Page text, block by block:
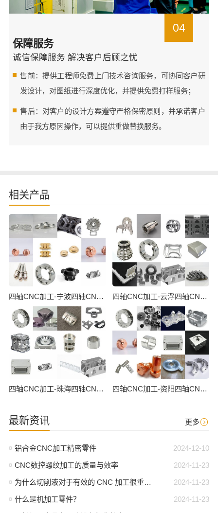
04
保障服务
诚信保障服务 解决客户后顾之忧
售前：提供工程师免费上门技术咨询服务，可协同客户研
发设计，对图纸进行深度优化，并提供免费打样服务；
售后：对客户的设计方案遵守严格保密原则，并承诺客户
由于我方原因操作，可以提供重做替换服务。
相关产品
四轴CNC加工-宁波四轴CNC数控加工 四轴CNC加工-云浮四轴CNC数控加工
四轴CNC加工-珠海四轴CNC数控加工 四轴CNC加工-资阳四轴CNC数控加工
最新资讯 更多
2024-12-10
铝合金CNC加工精密零件
2024-11-23
CNC数控螺纹加工的质量与效率
2024-11-23
为什么切削液对于有效的 CNC 加工很重要？
2024-11-23
什么是机加工零件？